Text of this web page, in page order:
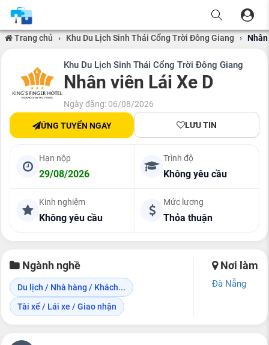
Trang chủ › Khu Du Lịch Sinh Thái Cổng Trời Đông Giang ›
Khu Du Lịch Sinh Thái Cổng Trời Đông Giang
Nhân viên Lái Xe D
Ngày đăng: 06/08/2026
ỨNG TUYỂN NGAY LƯU TIN
Hạn nộp
29/08/2026
Trình độ
Không yêu cầu
Kinh nghiệm
Không yêu cầu
Mức lương
Thỏa thuận
Ngành nghề
Du lịch / Nhà hàng / Khách...
Tài xế / Lái xe / Giao nhận
Nơi làm
Đà Nẵng